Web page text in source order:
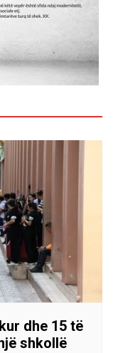
dhe 15 të
shkollë